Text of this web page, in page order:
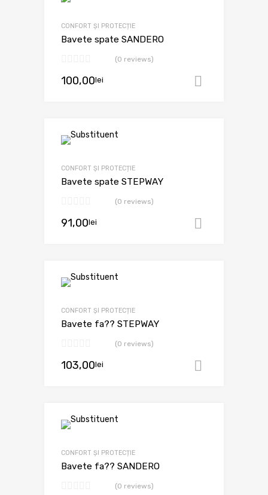
CONFORT ȘI PROTECȚIE
Bavete spate SANDERO
(0 reviews)
100,00lei
CONFORT ȘI PROTECȚIE
Bavete spate STEPWAY
(0 reviews)
91,00lei
CONFORT ȘI PROTECȚIE
Bavete fa?? STEPWAY
(0 reviews)
103,00lei
CONFORT ȘI PROTECȚIE
Bavete fa?? SANDERO
(0 reviews)